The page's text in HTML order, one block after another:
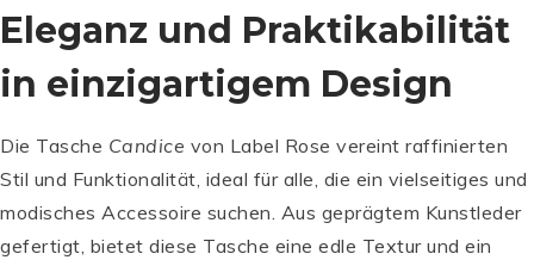
Eleganz und Praktikabilität
in einzigartigem Design
Die Tasche Candice von Label Rose vereint raffinierten
Stil und Funktionalität, ideal für alle, die ein vielseitiges und
modisches Accessoire suchen. Aus geprägtem Kunstleder
gefertigt, bietet diese Tasche eine edle Textur und ein